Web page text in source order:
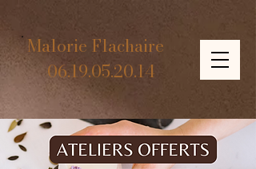
Malorie Flachaire
06.19.05.20.14